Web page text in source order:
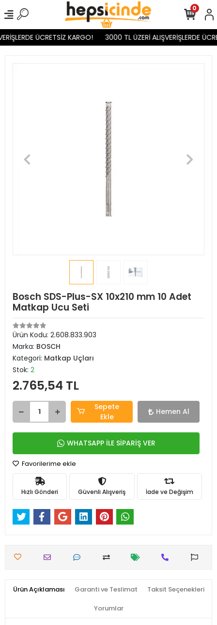
ÜCRETSİZ KARGO! 3000 TL ÜZERİ ALIŞVERİŞLERDE
0
Bosch SDS-Plus-SX 10x210 mm 10 Adet
Matkap Ucu Seti
Ürün Kodu: 2.608.833.903
Marka: BOSCH
Kategori: Matkap Uçları
Stok: 2
2.765,54 TL
Sepete
Ekle
Hemen Al
WHATSAPP İLE SİPARİŞ VER
Favorilerime ekle
Hızlı Gönderi Güvenli Alışveriş İade ve Değişim
Ürün Açıklaması Garanti ve Teslimat Taksit Seçenekleri
Yorumlar